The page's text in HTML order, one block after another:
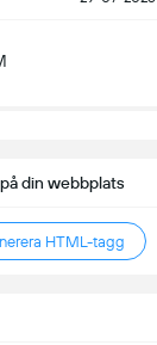
din webbplats
HTML-tagg